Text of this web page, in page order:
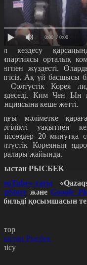
0:00 / 0:00
кездесу
орталық
жүздесті.
Ақ үй басшысы
Солтүстік Корея
Ким Чен Ын
кеше жетті.
мәліметке
уақытпен
20 минутқа
Кореяның
жайында.
РЫСБЕК
тағы
жәнеGoogle
қосымшасын
Рысбек